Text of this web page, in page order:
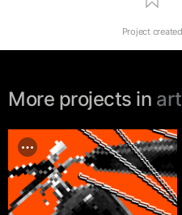
Project
More projects in